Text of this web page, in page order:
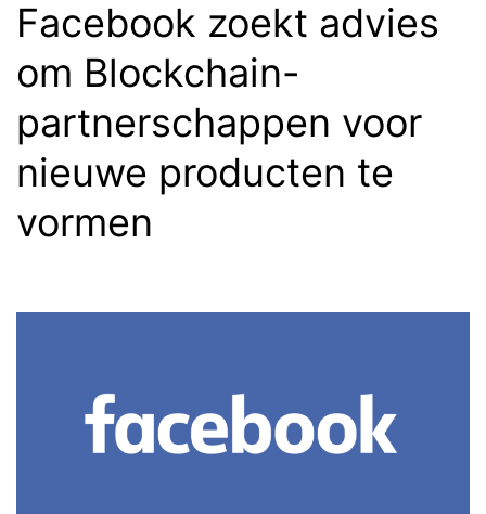
zijn
oud-
Facebook zoekt advies
om Blockchain-
partnerschappen voor
nieuwe producten te
vormen